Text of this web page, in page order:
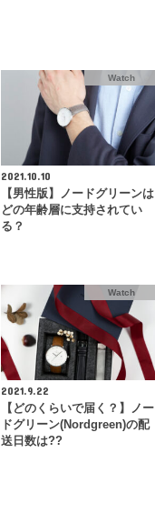
Watch
2021.10.10
【男性版】ノードグリーンは
どの年齢層に支持されてい
る？
Watch
2021.9.22
【どのくらいで届く？】ノー
ドグリーン(Nordgreen)の配
送日数は??